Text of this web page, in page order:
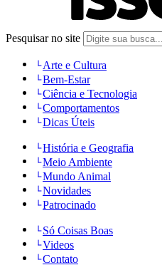
Pesquisar no site
Arte e Cultura
Bem-Estar
Ciência e Tecnologia
Comportamentos
Dicas Úteis
História e Geografia
Meio Ambiente
Mundo Animal
Novidades
Patrocinado
Só Coisas Boas
Videos
Contato